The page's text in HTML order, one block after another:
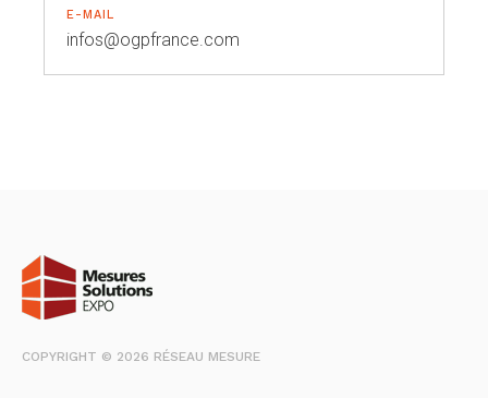
E-MAIL
infos@ogpfrance.com
COPYRIGHT © 2026 RÉSEAU MESURE